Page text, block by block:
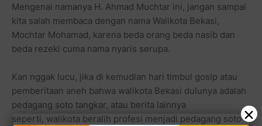
Mengenai namanya H. Ahmad Muchtar ini, jangan sampai
kita salah membaca dengan nama Walikota Bekasi,
Mochtar Mohamad, karena beda orang beda nasib dan
beda rezeki cuma nama nyaris serupa.
Kan nggak lucu, jika di kemudian hari timbul gosip atau
pemberitaan aneh bahwa walikota Bekasi dulunya adalah
pedagang soto tangkar, atau berita lainnya
seperti, walikota beralih profesi menjadi pedagang soto×